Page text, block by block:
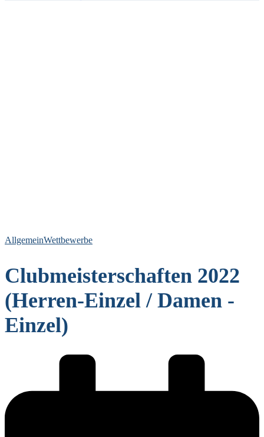
AllgemeinWettbewerbe
Clubmeisterschaften 2022
(Herren-Einzel / Damen -
Einzel)